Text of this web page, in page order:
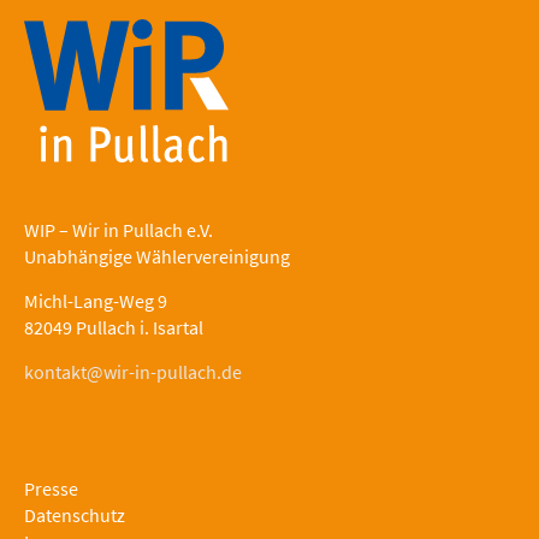
WIP – Wir in Pullach e.V.
Unabhängige Wählervereinigung
Michl-Lang-Weg 9
82049 Pullach i. Isartal
kontakt@wir-in-pullach.de
Presse
Datenschutz